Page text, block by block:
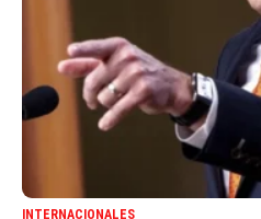
INTERNACIONALES